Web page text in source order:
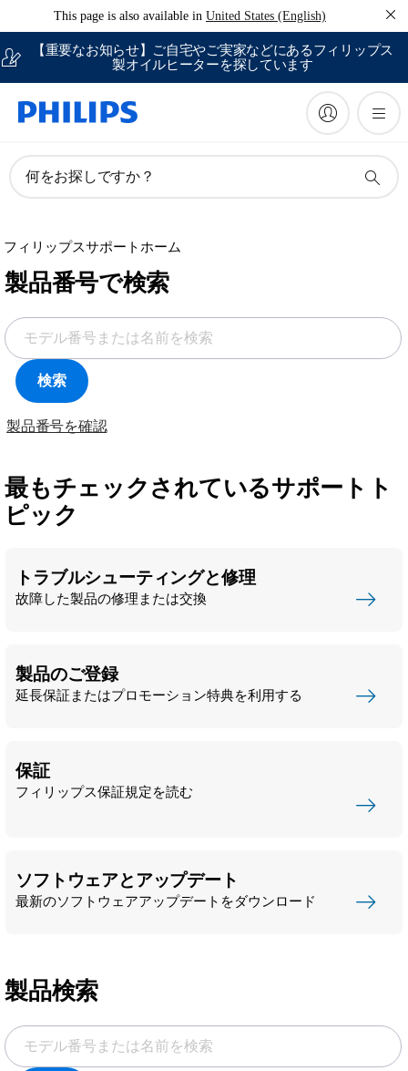
This page is also available in United States (English)
【重要なお知らせ】ご自宅やご実家などにあるフィリップス
製オイルヒーターを探しています
何をお探しですか？
フィリップスサポートホーム
製品番号で検索
検索
製品番号を確認
最もチェックされているサポートト
ピック
トラブルシューティングと修理
故障した製品の修理または交換
製品のご登録
延長保証またはプロモーション特典を利用する
保証
フィリップス保証規定を読む
ソフトウェアとアップデート
最新のソフトウェアアップデートをダウンロード
製品検索